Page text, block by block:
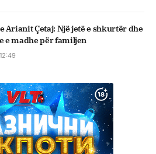
Arianit Çetaj: Një jetë e shkurtër dhe
e madhe për familjen